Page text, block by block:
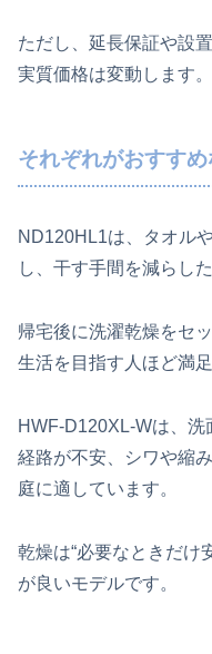
ただし、延長保証や設
実質価格は変動します。
それぞれがおすす
ND120HL1は、タオル
し、干す手間を減らし
帰宅後に洗濯乾燥をセ
生活を目指す人ほど満
HWF-D120XL-Wは、洗
経路が不安、シワや縮
庭に適しています。
乾燥は“必要なときだけ
が良いモデルです。